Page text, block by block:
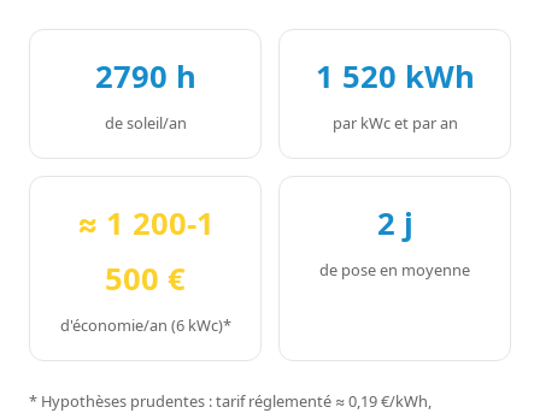
2790 h
de soleil/an
1 520 kWh
par kWc et par an
≈ 1 200-1
500 €
d'économie/an (6 kWc)*
2 j
de pose en moyenne
* Hypothèses prudentes : tarif réglementé ≈ 0,19 €/kWh,